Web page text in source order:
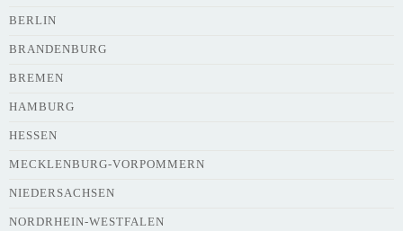
Webseite
BERLIN
BRANDENBURG
BREMEN
HAMBURG
HESSEN
MECKLENBURG-VORPOMMERN
NIEDERSACHSEN
NORDRHEIN-WESTFALEN